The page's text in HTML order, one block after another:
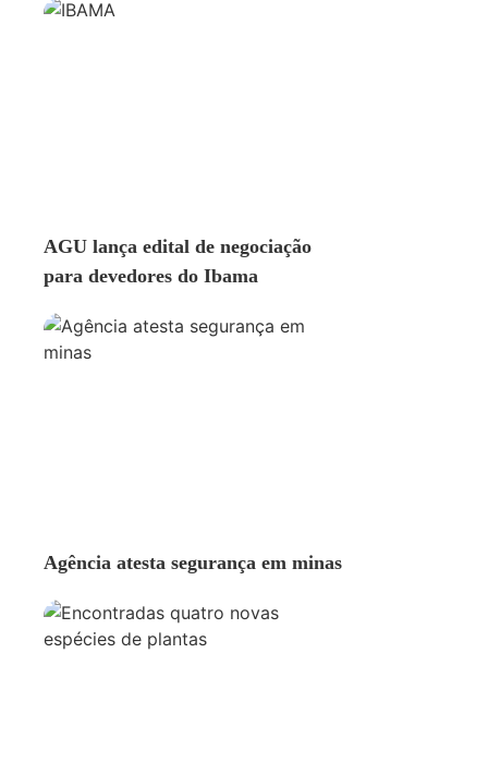
AGU lança edital de negociação
para devedores do Ibama
Agência atesta segurança em minas